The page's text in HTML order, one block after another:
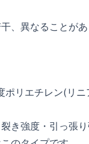
、異なることがあ
リエチレン(リニ
き強度・引っ張